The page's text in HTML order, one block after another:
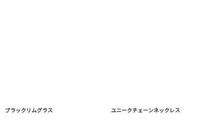
ブラックリムグラス ユニークチェーンネックレス